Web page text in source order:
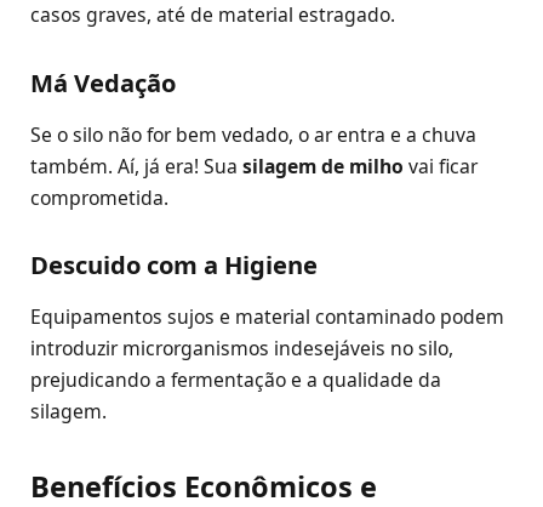
casos graves, até de material estragado.
Má Vedação
Se o silo não for bem vedado, o ar entra e a chuva
também. Aí, já era! Sua silagem de milho vai ficar
comprometida.
Descuido com a Higiene
Equipamentos sujos e material contaminado podem
introduzir microrganismos indesejáveis no silo,
prejudicando a fermentação e a qualidade da
silagem.
Benefícios Econômicos e